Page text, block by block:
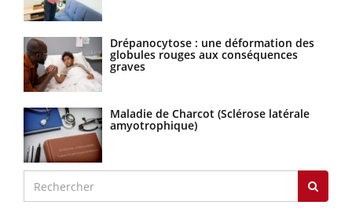
Drépanocytose : une déformation des
globules rouges aux conséquences
graves
Maladie de Charcot (Sclérose latérale
amyotrophique)